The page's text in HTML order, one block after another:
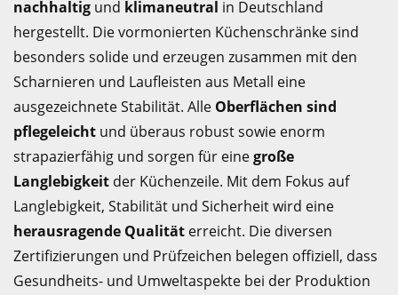
nachhaltig und klimaneutral in Deutschland
hergestellt. Die vormonierten Küchenschränke sind
besonders solide und erzeugen zusammen mit den
Scharnieren und Laufleisten aus Metall eine
ausgezeichnete Stabilität. Alle Oberflächen sind
pflegeleicht und überaus robust sowie enorm
strapazierfähig und sorgen für einegroße
Langlebigkeit der Küchenzeile. Mit dem Fokus auf
Langlebigkeit, Stabilität und Sicherheit wird eine
herausragende Qualität erreicht. Die diversen
Zertifizierungen und Prüfzeichen belegen offiziell, dass
Gesundheits- und Umweltaspekte bei der Produktion